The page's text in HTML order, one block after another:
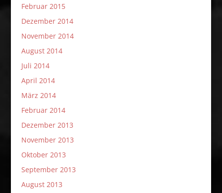
Februar 2015
Dezember 2014
November 2014
August 2014
Juli 2014
April 2014
März 2014
Februar 2014
Dezember 2013
November 2013
Oktober 2013
September 2013
August 2013